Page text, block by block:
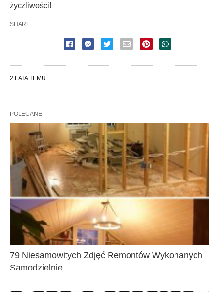
życzliwości!
SHARE
2 LATA TEMU
POLECANE
79 Niesamowitych Zdjęć Remontów Wykonanych
Samodzielnie